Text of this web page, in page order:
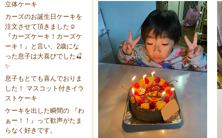
立体ケーキ
カーズのお誕生日ケーキを
注文させて頂きました☺️
『カーズケーキ！カーズケ
ーキ！』と言い、2歳にな
った息子は大喜びでした🍒
✨
息子もとても喜んでおりま
した！ マスコット付きイラ
ストケーキ
ケーキを出した瞬間の 『わ
ぁー！！』って歓声がたま
らなく好きです。